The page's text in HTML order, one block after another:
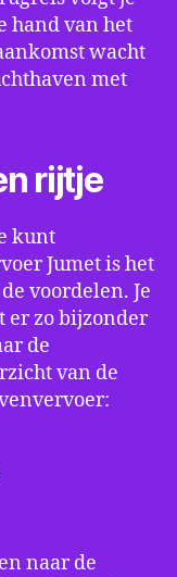
hand van het
wacht
met
rijtje
kunt
Jumet is het
voordelen. Je
zo bijzonder
de
van de
naar de